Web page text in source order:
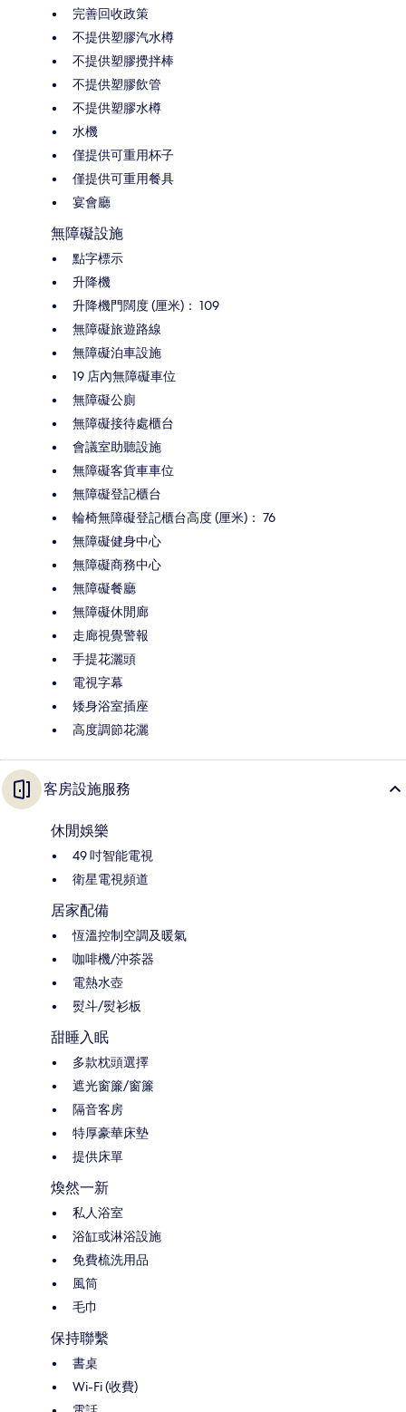
完善回收政策
不提供塑膠汽水樽
不提供塑膠攪拌棒
不提供塑膠飲管
不提供塑膠水樽
水機
僅提供可重用杯子
僅提供可重用餐具
宴會廳
無障礙設施
點字標示
升降機
升降機門闊度 (厘米)： 109
無障礙旅遊路線
無障礙泊車設施
19 店內無障礙車位
無障礙公廁
無障礙接待處櫃台
會議室助聽設施
無障礙客貨車車位
無障礙登記櫃台
輪椅無障礙登記櫃台高度 (厘米)： 76
無障礙健身中心
無障礙商務中心
無障礙餐廳
無障礙休閒廊
走廊視覺警報
手提花灑頭
電視字幕
矮身浴室插座
高度調節花灑
客房設施服務
休閒娛樂
49 吋智能電視
衛星電視頻道
居家配備
恆溫控制空調及暖氣
咖啡機/沖茶器
電熱水壺
熨斗/熨衫板
甜睡入眠
多款枕頭選擇
遮光窗簾/窗簾
隔音客房
特厚豪華床墊
提供床單
煥然一新
私人浴室
浴缸或淋浴設施
免費梳洗用品
風筒
毛巾
保持聯繫
書桌
Wi-Fi (收費)